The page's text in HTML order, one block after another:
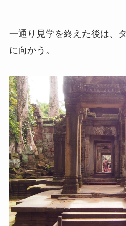
一通り見学を終えた後は、
に向かう。